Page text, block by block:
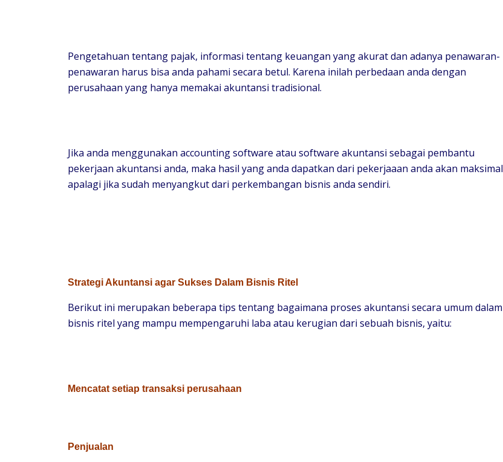
Pengetahuan tentang pajak, informasi tentang keuangan yang akurat dan adanya penawaran-
penawaran harus bisa anda pahami secara betul. Karena inilah perbedaan anda dengan
perusahaan yang hanya memakai akuntansi tradisional.
Jika anda menggunakan accounting software atau software akuntansi sebagai pembantu
pekerjaan akuntansi anda, maka hasil yang anda dapatkan dari pekerjaaan anda akan maksimal
apalagi jika sudah menyangkut dari perkembangan bisnis anda sendiri.
Strategi Akuntansi agar Sukses Dalam Bisnis Ritel
Berikut ini merupakan beberapa tips tentang bagaimana proses akuntansi secara umum dalam
bisnis ritel yang mampu mempengaruhi laba atau kerugian dari sebuah bisnis, yaitu:
Mencatat setiap transaksi perusahaan
Penjualan